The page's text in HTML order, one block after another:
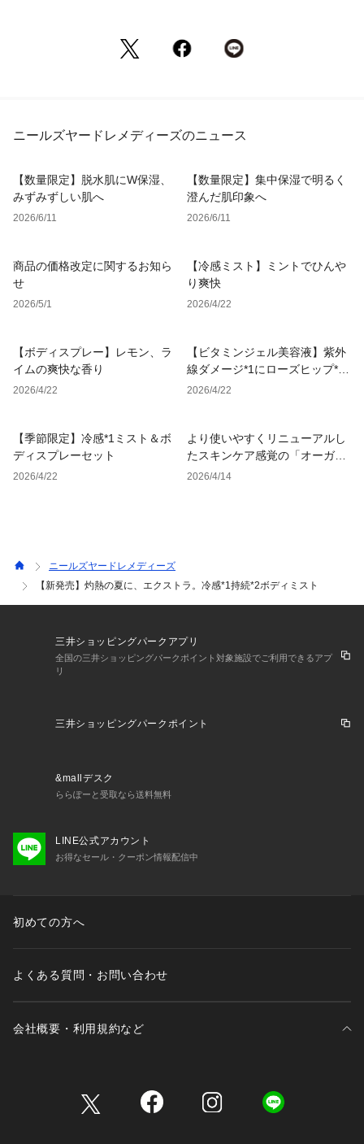
ニールズヤードレメディーズのニュース
【数量限定】脱水肌にW保湿、
みずみずしい肌へ
2026/6/11
【数量限定】集中保湿で明るく
澄んだ肌印象へ
2026/6/11
商品の価格改定に関するお知ら
せ
2026/5/1
【冷感ミスト】ミントでひんや
り爽快
2026/4/22
【ボディスプレー】レモン、ラ
イムの爽快な香り
2026/4/22
【ビタミンジェル美容液】紫外
線ダメージ*1にローズヒップ*2
の力
2026/4/22
【季節限定】冷感*1ミスト＆ボ
ディスプレーセット
2026/4/22
より使いやすくリニューアルし
たスキンケア感覚の「オーガニ
ックの日焼け止め・下地」
2026/4/14
ニールズヤードレメディーズ
【新発売】灼熱の夏に、エクストラ。冷感*1持続*2ボディミスト
三井ショッピングパークアプリ
全国の三井ショッピングパークポイント対象施設でご利用できるアプ
リ
三井ショッピングパークポイント
&mallデスク
ららぽーと受取なら送料無料
LINE公式アカウント
お得なセール・クーポン情報配信中
初めての方へ
よくある質問・お問い合わせ
会社概要・利用規約など